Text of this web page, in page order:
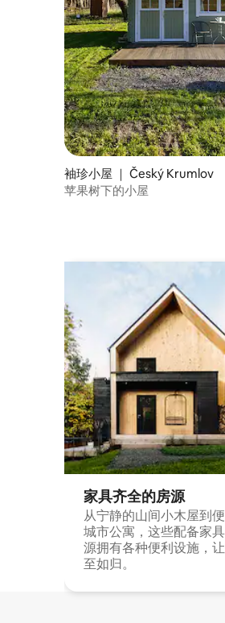
袖珍小屋 ｜ Český Krumlov
苹果树下的小屋
家具齐全的房源
从宁静的山间小木屋到
城市公寓，这些配备家
源拥有各种便利设施，
至如归。